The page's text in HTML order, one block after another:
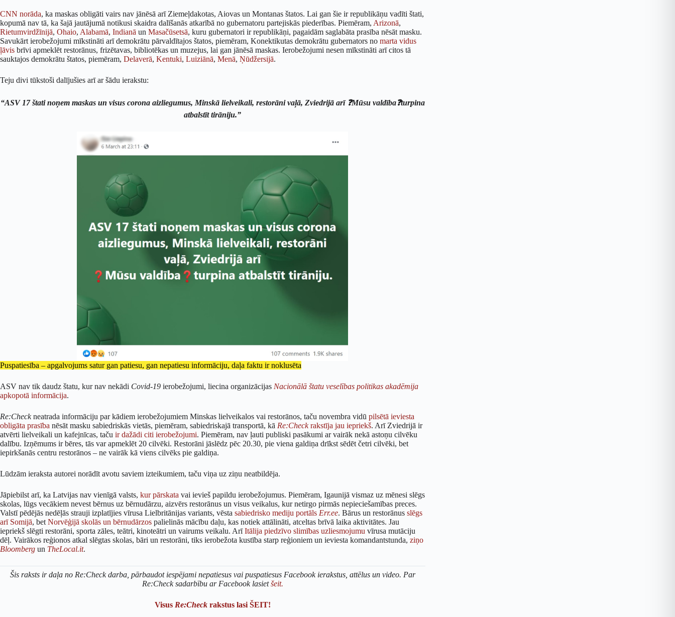
CNN norāda, ka maskas obligāti vairs nav jānēsā arī Ziemeļdakotas, Aiovas un Montanas štatos. Lai gan šie ir republikāņu vadīti štati,
kopumā nav tā, ka šajā jautājumā notikusi skaidra dalīšanās atkarībā no gubernatoru partejiskās piederības. Piemēram, Arizonā,
Rietumvirdžīnijā, Ohaio, Alabamā, Indianā un Masačūsetsā, kuru gubernatori ir republikāņi, pagaidām saglabāta prasība nēsāt masku.
Savukārt ierobežojumi mīkstināti arī demokrātu pārvaldītajos štatos, piemēram, Konektikutas demokrātu gubernators no marta vidus
ļāvis brīvi apmeklēt restorānus, frizētavas, bibliotēkas un muzejus, lai gan jānēsā maskas. Ierobežojumi nesen mīkstināti arī citos tā
sauktajos demokrātu štatos, piemēram, Delaverā, Kentuki, Luiziānā, Menā, Ņūdžersijā.
Teju divi tūkstoši dalījušies arī ar šādu ierakstu:
“ASV 17 štati noņem maskas un visus corona aizliegumus, Minskā lielveikali, restorāni vaļā, Zviedrijā arī ❓Mūsu valdība❓turpina
atbalstīt tirāniju.”
Puspatiesība – apgalvojums satur gan patiesu, gan nepatiesu informāciju, daļa faktu ir noklusēta
ASV nav tik daudz štatu, kur nav nekādi Covid-19 ierobežojumi, liecina organizācijas Nacionālā štatu veselības politikas akadēmija
apkopotā informācija.
Re:Checkneatrada informāciju par kādiem ierobežojumiem Minskas lielveikalos vai restorānos, taču novembra vidū pilsētā ieviesta
obligāta prasība nēsāt masku sabiedriskās vietās, piemēram, sabiedriskajā transportā, kā Re:Checkrakstīja jau iepriekš. Arī Zviedrijā ir
atvērti lielveikali un kafejnīcas, taču ir dažādi citi ierobežojumi. Piemēram, nav ļauti publiski pasākumi ar vairāk nekā astoņu cilvēku
dalību. Izņēmums ir bēres, tās var apmeklēt 20 cilvēki. Restorāni jāslēdz pēc 20.30, pie viena galdiņa drīkst sēdēt četri cilvēki, bet
iepirkšanās centru restorānos – ne vairāk kā viens cilvēks pie galdiņa.
Lūdzām ieraksta autorei norādīt avotu saviem izteikumiem, taču viņa uz ziņu neatbildēja.
Jāpiebilst arī, ka Latvijas nav vienīgā valsts, kur pārskata vai ievieš papildu ierobežojumus. Piemēram, Igaunijā vismaz uz mēnesi slēgs
skolas, lūgs vecākiem nevest bērnus uz bērnudārzu, aizvērs restorānus un visus veikalus, kur netirgo pirmās nepieciešamības preces.
Valstī pēdējās nedēļās strauji izplatījies vīrusa Lielbritānijas variants, vēsta sabiedrisko mediju portāls Err.ee. Bārus un restorānus slēgs
arī Somijā, bet Norvēģijā skolās un bērnudārzos palielinās mācību daļu, kas notiek attālināti, atceltas brīvā laika aktivitātes. Jau
iepriekš slēgti restorāni, sporta zāles, teātri, kinoteātri un vairums veikalu. ArīItālija piedzīvo slimības uzliesmojumu vīrusa mutāciju
dēļ. Vairākos reģionos atkal slēgtas skolas, bāri un restorāni, tiks ierobežota kustība starp reģioniem un ieviesta komandantstunda, ziņo
Bloomberg un TheLocal.it.
Šis raksts ir daļa no Re:Check darba, pārbaudot iespējami nepatiesus vai puspatiesus Facebook ierakstus, attēlus un video. Par
Re:Check sadarbību ar Facebook lasietšeit.
Visus Re:Checkrakstus lasi ŠEIT!